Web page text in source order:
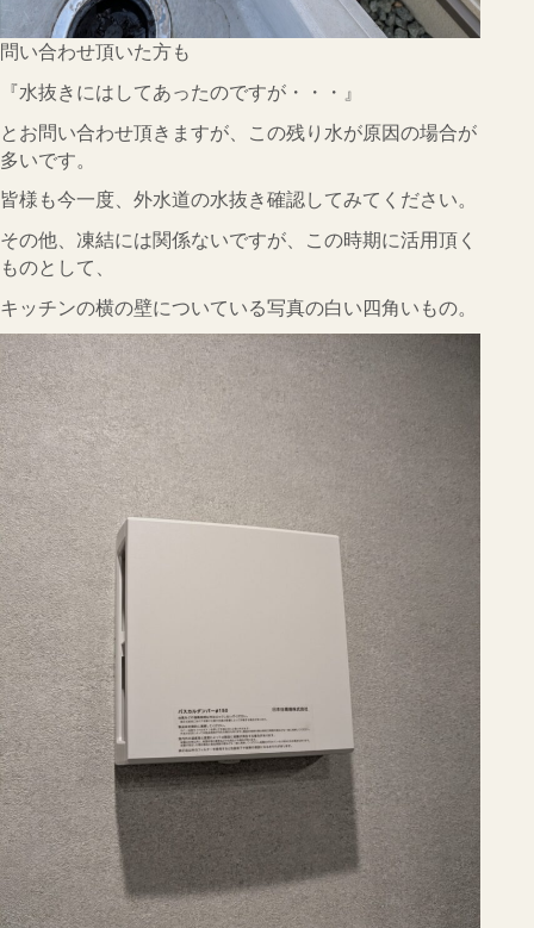
問い合わせ頂いた方も
『水抜きにはしてあったのですが・・・』
とお問い合わせ頂きますが、この残り水が原因の場合が
多いです。
皆様も今一度、外水道の水抜き確認してみてください。
その他、凍結には関係ないですが、この時期に活用頂く
ものとして、
キッチンの横の壁についている写真の白い四角いもの。